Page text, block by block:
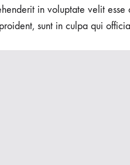
in voluptate velit
sunt in culpa qui